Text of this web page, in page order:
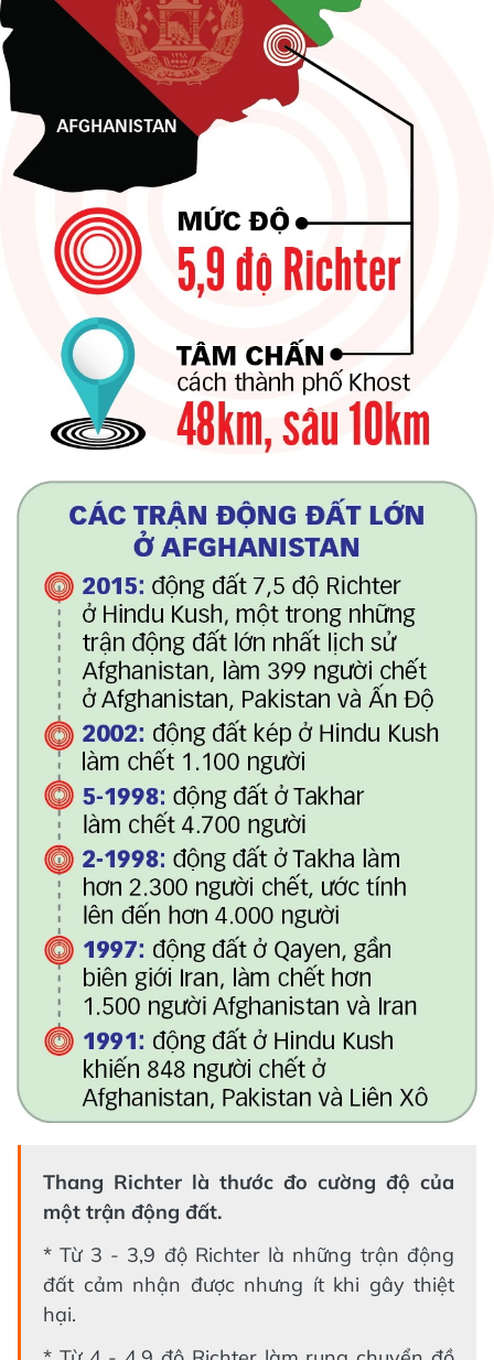
Thang Richter là thước đo cường độ của
một trận động đất.
* Từ 3 - 3,9 độ Richter là những trận động
đất cảm nhận được nhưng ít khi gây thiệt
hại.